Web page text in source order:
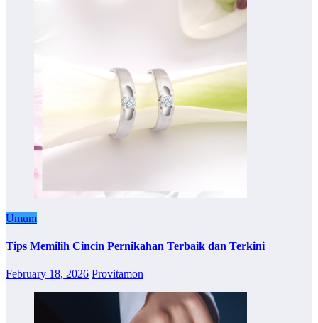
Umum
Tips Memilih Cincin Pernikahan Terbaik dan Terkini
February 18, 2026 Provitamon